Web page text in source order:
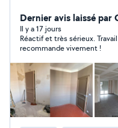
cordialement.
Dernier avis laissé par
Il y a 17 jours
Réactif et très sérieux.
recommande vivement !